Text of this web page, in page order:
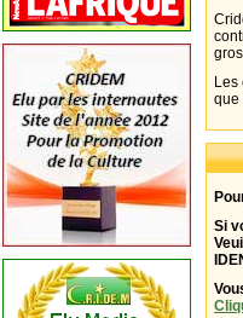
Les
que
Si